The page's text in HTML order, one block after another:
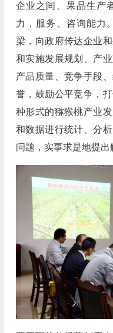
企业之间、果品生产
力，服务、咨询能力
梁，向政府传达企业
和实施发展规划、产
产品质量、竞争手段
誉，鼓励公平竞争，
种形式的猕猴桃产业
和数据进行统计、分
问题，实事求是地提出